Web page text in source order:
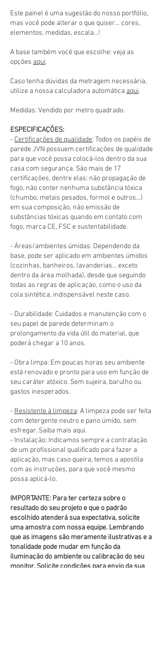
Este painel é uma sugestão do nosso portfólio,
mas você pode alterar o que quiser... cores,
elementos, medidas, escala...!
A base também você que escolhe: veja as
opções aqui.
Caso tenha dúvidas da metragem necessária,
utilize a nossa calculadora automática aqui.
Medidas: Vendido por metro quadrado.
ESPECIFICAÇÕES:
- Certificações de qualidade: Todos os papéis de
parede JVN possuem certificações de qualidade
para que você possa colocá-los dentro da sua
casa com segurança. São mais de 17
certificações, dentre elas: não propagação de
fogo, não conter nenhuma substância tóxica
(chumbo, metais pesados, formol e outros...)
em sua composição, não emissão de
substâncias tóxicas quando em contato com
fogo, marca CE, FSC e sustentabilidade.
- Áreas/ambientes úmidas: Dependendo da
base, pode ser aplicado em ambientes úmidos
(cozinhas, banheiros, lavanderias... exceto
dentro da área molhada), desde que seguindo
todas as regras de aplicação, como o uso da
cola sintética, indispensável neste caso.
- Durabilidade: Cuidados e manutenção com o
seu papel de parede determinam o
prolongamento da vida útil do material, que
poderá chegar a 10 anos.
- Obra limpa: Em poucas horas seu ambiente
está renovado e pronto para uso em função de
seu caráter atóxico. Sem sujeira, barulho ou
gastos inesperados.
- Resistente à limpeza: A limpeza pode ser feita
com detergente neutro e pano úmido, sem
esfregar. Saiba mais aqui.
- Instalação: Indicamos sempre a contratação
de um profissional qualificado para fazer a
aplicação, mas caso queira, temos a apostila
com as instruções, para que você mesmo
possa aplicá-lo.
IMPORTANTE: Para ter certeza sobre o
resultado do seu projeto e que o padrão
escolhido atenderá sua expectativa, solicite
uma amostra com nossa equipe. Lembrando
que as imagens são meramente ilustrativas e a
tonalidade pode mudar em função da
iluminação do ambiente ou calibração do seu
monitor. Solicite condições para envio da sua